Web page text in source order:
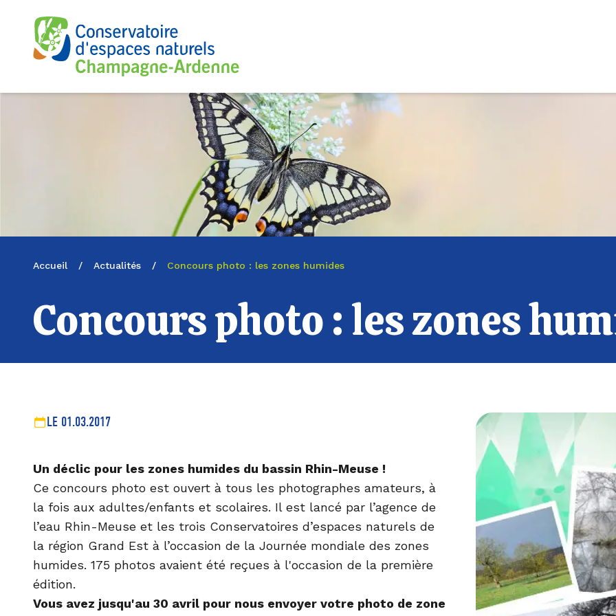
Logo du CENCA
Accueil / Actualités / Concours photo : les zones humides
Concours photo : les zones
LE 01.03.2017
Un déclic pour les zones humides du bassin Rhin-Meuse !
Ce concours photo est ouvert à tous les photographes amateurs, à
la fois aux adultes/enfants et scolaires. Il est lancé par l’agence de
l’eau Rhin-Meuse et les trois Conservatoires d’espaces naturels de
la région Grand Est à l’occasion de la Journée mondiale des zones
humides. 175 photos avaient été reçues à l'occasion de la première
édition.
Vous avez jusqu'au 30 avril pour nous envoyer votre photo de zone